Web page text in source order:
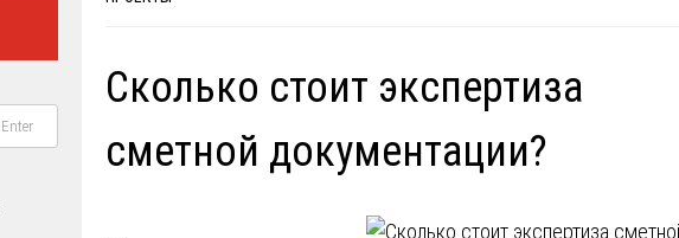
Сколько стоит экспертиза
сметной документации?